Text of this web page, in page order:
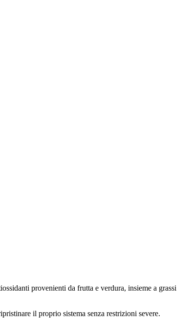
provenienti da frutta e verdura, insieme a grassi
il proprio sistema senza restrizioni severe.